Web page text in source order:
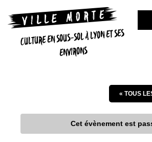
CULTURE EN SOUS-SOL À LYON ET SES
ENVIRONS
« TOUS
Cet évènement est